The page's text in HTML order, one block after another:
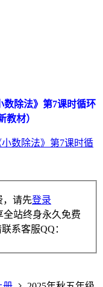
数除法》第7课时循环
教材）
，请先登录
站终身永久免费
系客服QQ：